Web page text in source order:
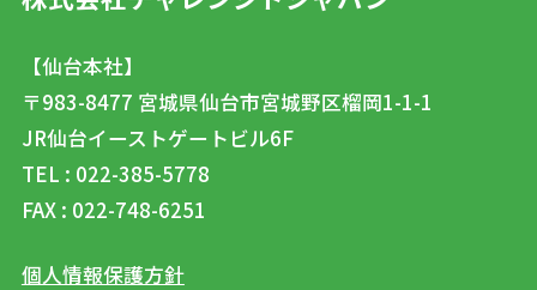
【仙台本社】
〒983-8477 宮城県仙台市宮城野区榴岡1-1-1
JR仙台イーストゲートビル6F
TEL : 022-385-5778
FAX : 022-748-6251
個人情報保護方針